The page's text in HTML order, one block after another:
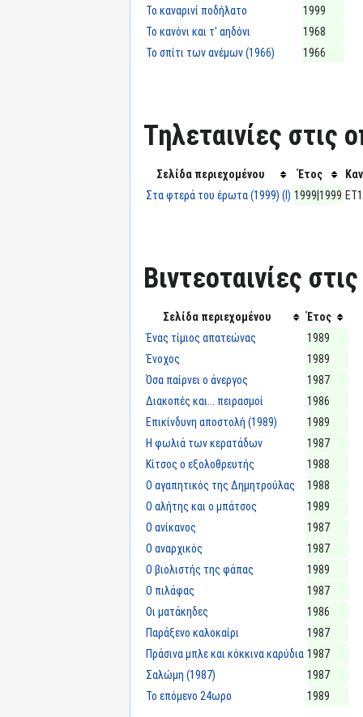
Το καναρινί ποδήλατο
1999
Το κανόνι και τ' αηδόνι
1968
Το σπίτι των ανέμων (1966)
1966
Τηλεταινίες στις
Σελίδα περιεχομένου Έτος
Στα φτερά του έρωτα (1999) (I) 1999|1999 ΕΤ1
Βιντεοταινίες
Σελίδα περιεχομένου
Έτος
Ένας τίμιος απατεώνας
1989
Ένοχος
1989
Όσα παίρνει ο άνεργος
1987
Διακοπές και... πειρασμοί
1986
Επικίνδυνη αποστολή (1989)
1989
Η φωλιά των κερατάδων
1987
Κίτσος ο εξολοθρευτής
1988
Ο αγαπητικός της Δημητρούλας
1988
Ο αλήτης και ο μπάτσος
1989
Ο ανίκανος
1987
Ο αναρχικός
1987
Ο βιολιστής της φάπας
1989
Ο πιλάφας
1987
Οι ματάκηδες
1986
Παράξενο καλοκαίρι
1987
Πράσινα μπλε και κόκκινα καρύδια 1987
Σαλώμη (1987)
1987
Το επόμενο 24ωρο
1989